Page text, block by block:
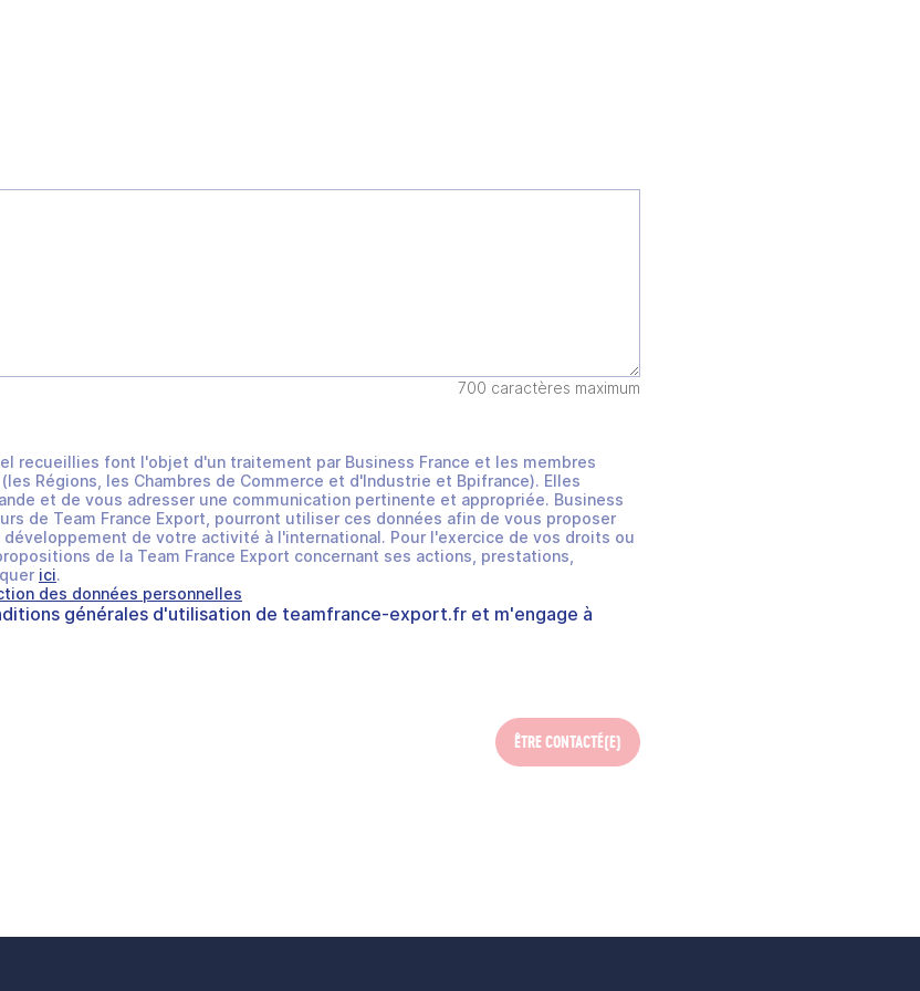
700 caractères maximum
recueillies font l'objet d'un traitement par Business France et les membres
Régions, les Chambres de Commerce et d'Industrie et Bpifrance). Elles
et de vous adresser une communication pertinente et appropriée. Business
de Team France Export, pourront utiliser ces données afin de vous proposer
de votre activité à l'international. Pour l'exercice de vos droits ou
de la Team France Export concernant ses actions, prestations,
ici.
des données personnelles
générales d'utilisation de teamfrance-export.fr et m'engage à
ÊTRE CONTACTÉ(E)